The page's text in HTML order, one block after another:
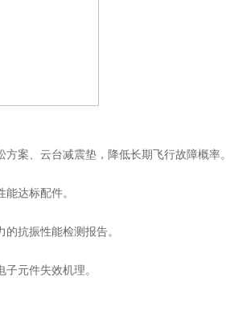
案、云台减震垫，降低长期飞行故障概率。
达标配件。
抗振性能检测报告。
元件失效机理。